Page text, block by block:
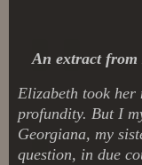
An extract from
Elizabeth took her
profundity. But I
Georgiana, my
question, in due